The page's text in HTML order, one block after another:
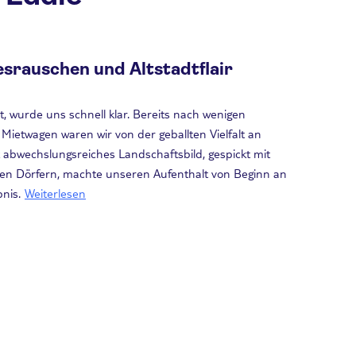
und Altstadtflair
wurde uns schnell klar. Bereits nach wenigen
waren wir von der geballten Vielfalt an
Landschaftsbild, gespickt mit
Dörfern, machte unseren Aufenthalt von Beginn an
Weiterlesen